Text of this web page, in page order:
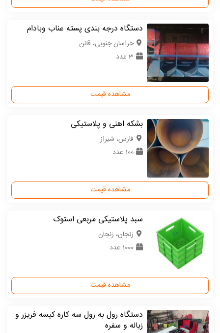
دستگاه درجه بندی پسته عناب وبادام
خراسان جنوبی، قائن
3 عدد
مشاهده قیمت
بشکه اهنی و پلاستیکی
فارس، شیراز
100 عدد
مشاهده قیمت
سبد پلاستیکی مربعی استوک
زنجان، زنجان
1000 عدد
مشاهده قیمت
دستگاه رول به رول سه کاره کیسه فریزر و
زباله و سفره